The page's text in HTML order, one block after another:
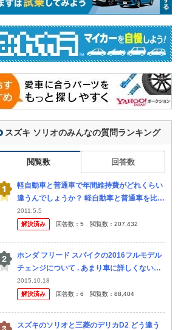
スズキ ソリオのみんなの質問ランキング
閲覧数 回答数
軽自動車と普通車で年間維持費がどれくらい
違うんでしょうか？ 軽自動車と普通車を比較
しているんですが、最初の購入額の差はとり
あえずおいといて、年間維持費の差がどうな
2011.5.5
解決済み
回答数： 5 閲覧数： 207,432
ホンダ フリード スパイクの2016フルモデル
チェンジについて . あまり車に詳しくない者
です。 今の車 そろそろ寿命、あと1年ちょい
で車検切れで、車の購入を考えていますが ・
2015.10.18
解決済み
回答数： 6 閲覧数： 88,404
スズキのソリオと三菱のデリカD2 どう違う